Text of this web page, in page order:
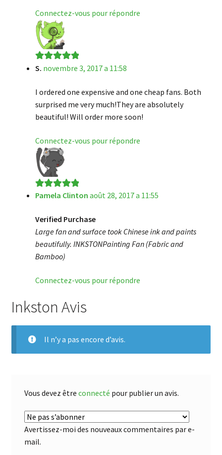
Connectez-vous pour répondre
Note5sur 5
S. novembre 3, 2017 a 11:58
I ordered one expensive and one cheap fans. Both
surprised me very much!They are absolutely
beautiful! Will order more soon!
Connectez-vous pour répondre
Note5sur 5
Pamela Clinton août 28, 2017 a 11:55
Verified Purchase
Large fan and surface took Chinese ink and paints
beautifully. INKSTONPainting Fan (Fabric and
Bamboo)
Connectez-vous pour répondre
Inkston Avis
Il n’y a pas encore d’avis.
Vous devez être connecté pour publier un avis.
Avertissez-moi des nouveaux commentaires par e-
mail.